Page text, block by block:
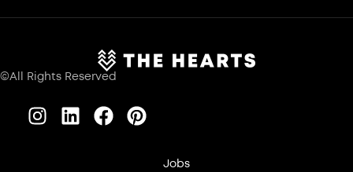
©All Rights Reserved
Jobs